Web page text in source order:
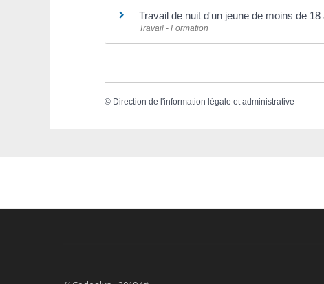
Travail de nuit d'un jeune de moins de 18
Travail - Formation
© Direction de l'information légale et administrative